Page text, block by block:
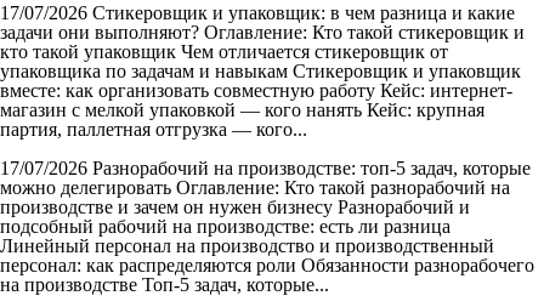
17/07/2026 Стикеровщик и упаковщик: в чем разница и какие
задачи они выполняют? Оглавление: Кто такой стикеровщик и
кто такой упаковщик Чем отличается стикеровщик от
упаковщика по задачам и навыкам Стикеровщик и упаковщик
вместе: как организовать совместную работу Кейс: интернет-
магазин с мелкой упаковкой — кого нанять Кейс: крупная
партия, паллетная отгрузка — кого...
17/07/2026 Разнорабочий на производстве: топ-5 задач, которые
можно делегировать Оглавление: Кто такой разнорабочий на
производстве и зачем он нужен бизнесу Разнорабочий и
подсобный рабочий на производстве: есть ли разница
Линейный персонал на производство и производственный
персонал: как распределяются роли Обязанности разнорабочего
на производстве Топ-5 задач, которые...